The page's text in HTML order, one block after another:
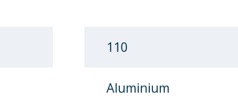
110
Aluminium